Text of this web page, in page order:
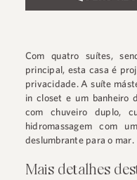
Com quatro suítes,
principal, esta casa é
privacidade. A suíte
in closet e um banheiro
com chuveiro duplo,
hidromassagem com
deslumbrante para o mar.
Mais detalhes